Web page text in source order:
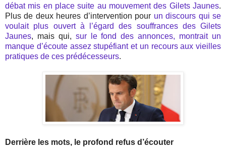
débat mis en place suite au mouvement des Gilets Jaunes.
Plus de deux heures d’intervention pour un discours qui se
voulait plus ouvert à l’égard des souffrances des Gilets
Jaunes, mais qui, sur le fond des annonces, montrait un
manque d’écoute assez stupéfiant et un recours aux vieilles
pratiques de ces prédécesseurs.
Derrière les mots, le profond refus d’écouter